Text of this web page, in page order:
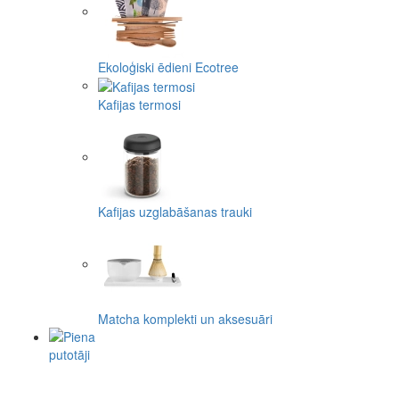
Ekoloģiski ēdieni Ecotree
Kafijas termosi
Kafijas uzglabāšanas trauki
Matcha komplekti un aksesuāri